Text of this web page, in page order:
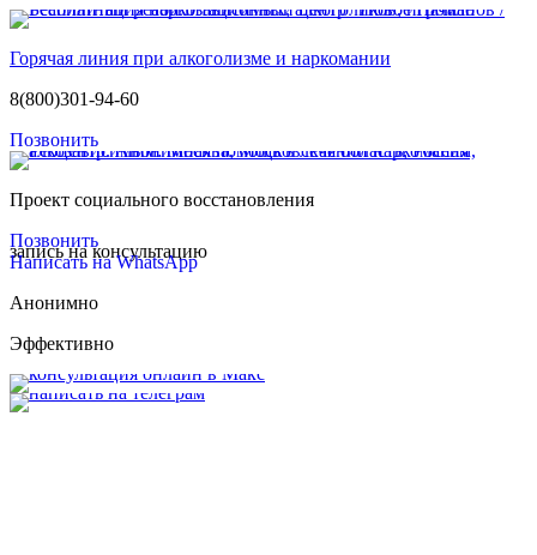
Горячая линия при алкоголизме и наркомании
8(800)301-94-60
Позвонить
Проект социального восстановления
Позвонить
запись на консультацию
Написать на WhatsApp
Анонимно
Эффективно